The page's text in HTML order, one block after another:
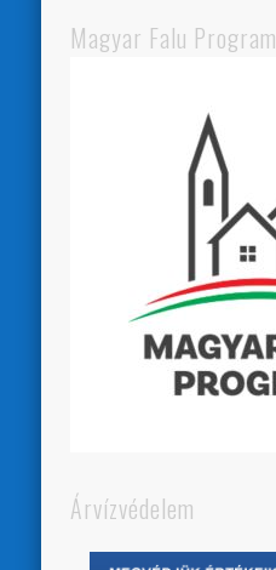
Magyar Falu Program
Árvízvédelem